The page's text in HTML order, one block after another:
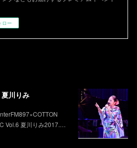
ロー
夏川りみ
Vol.6 夏川りみ2017.…